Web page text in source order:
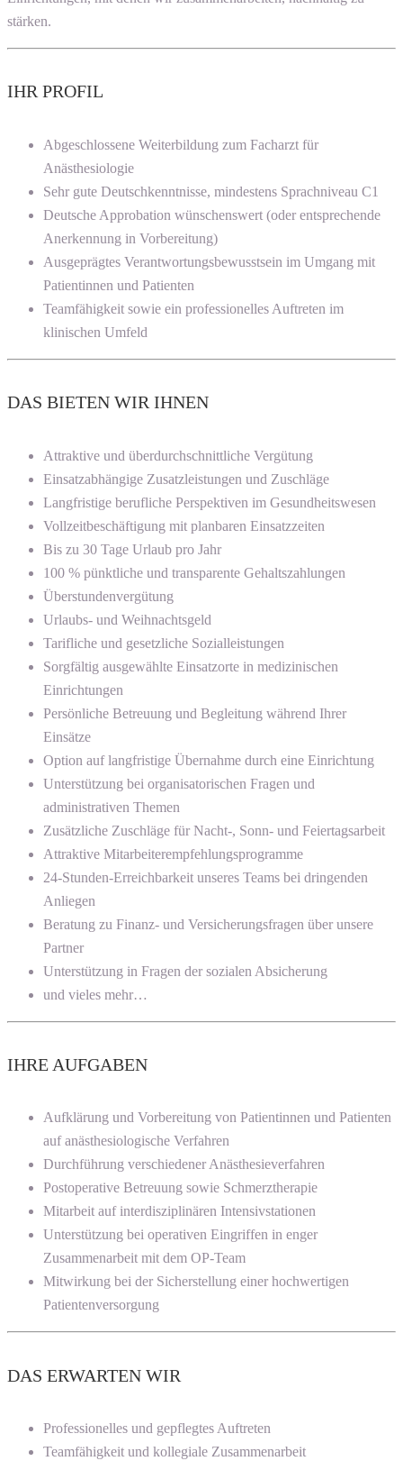
stärken.
IHR PROFIL
Abgeschlossene Weiterbildung zum Facharzt für
Anästhesiologie
Sehr gute Deutschkenntnisse, mindestens Sprachniveau C1
Deutsche Approbation wünschenswert (oder entsprechende
Anerkennung in Vorbereitung)
Ausgeprägtes Verantwortungsbewusstsein im Umgang mit
Patientinnen und Patienten
Teamfähigkeit sowie ein professionelles Auftreten im
klinischen Umfeld
DAS BIETEN WIR IHNEN
Attraktive und überdurchschnittliche Vergütung
Einsatzabhängige Zusatzleistungen und Zuschläge
Langfristige berufliche Perspektiven im Gesundheitswesen
Vollzeitbeschäftigung mit planbaren Einsatzzeiten
Bis zu 30 Tage Urlaub pro Jahr
100 % pünktliche und transparente Gehaltszahlungen
Überstundenvergütung
Urlaubs- und Weihnachtsgeld
Tarifliche und gesetzliche Sozialleistungen
Sorgfältig ausgewählte Einsatzorte in medizinischen
Einrichtungen
Persönliche Betreuung und Begleitung während Ihrer
Einsätze
Option auf langfristige Übernahme durch eine Einrichtung
Unterstützung bei organisatorischen Fragen und
administrativen Themen
Zusätzliche Zuschläge für Nacht-, Sonn- und Feiertagsarbeit
Attraktive Mitarbeiterempfehlungsprogramme
24-Stunden-Erreichbarkeit unseres Teams bei dringenden
Anliegen
Beratung zu Finanz- und Versicherungsfragen über unsere
Partner
Unterstützung in Fragen der sozialen Absicherung
und vieles mehr…
IHRE AUFGABEN
Aufklärung und Vorbereitung von Patientinnen und Patienten
auf anästhesiologische Verfahren
Durchführung verschiedener Anästhesieverfahren
Postoperative Betreuung sowie Schmerztherapie
Mitarbeit auf interdisziplinären Intensivstationen
Unterstützung bei operativen Eingriffen in enger
Zusammenarbeit mit dem OP-Team
Mitwirkung bei der Sicherstellung einer hochwertigen
Patientenversorgung
DAS ERWARTEN WIR
Professionelles und gepflegtes Auftreten
Teamfähigkeit und kollegiale Zusammenarbeit